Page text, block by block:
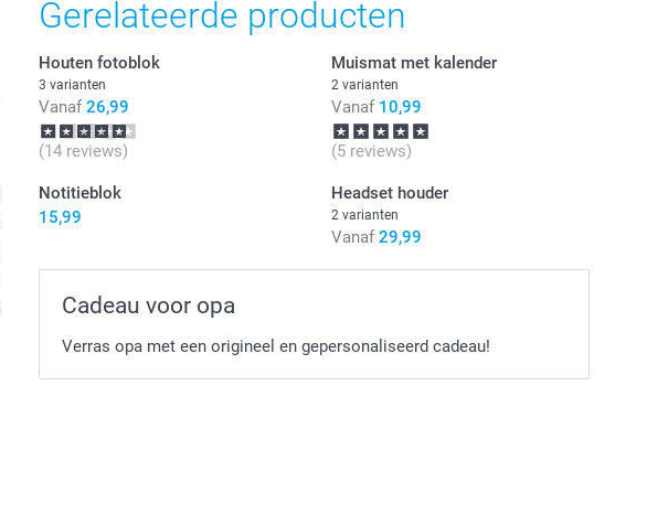
Gerelateerde producten
Houten fotoblok
3 varianten
Vanaf 26,99
(14 reviews)
Muismat met kalender
2 varianten
Vanaf 10,99
(5 reviews)
Notitieblok
15,99
Headset houder
2 varianten
Vanaf 29,99
Cadeau voor opa
Verras opa met een origineel en gepersonaliseerd cadeau!